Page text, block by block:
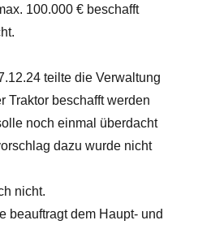
100.000 € beschafft
teilte die Verwaltung
Traktor beschafft werden
noch einmal überdacht
dazu wurde nicht
nicht.
beauftragt dem Haupt- und